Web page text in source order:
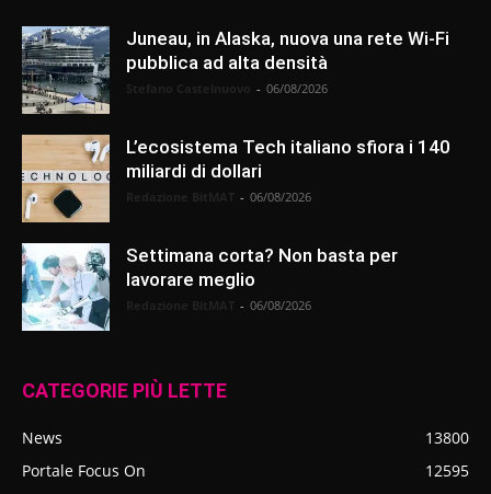
Juneau, in Alaska, nuova una rete Wi-Fi
pubblica ad alta densità
- 06/08/2026
L’ecosistema Tech italiano sfiora i 140
miliardi di dollari
- 06/08/2026
Settimana corta? Non basta per
lavorare meglio
- 06/08/2026
CATEGORIE PIÙ LETTE
News
13800
Portale Focus On
12595